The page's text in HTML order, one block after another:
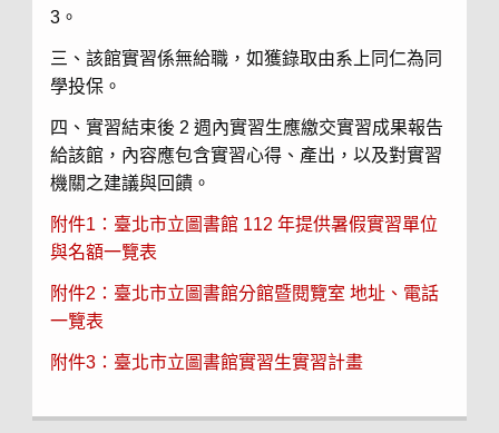
3。
三、該館實習係無給職，如獲錄取由系上同仁為同
學投保。
四、實習結束後 2 週內實習生應繳交實習成果報告
給該館，內容應包含實習心得、產出，以及對實習
機關之建議與回饋。
附件1： 臺北市立圖書館 112 年提供暑假實習單位
與名額一覽表
附件2：臺北市立圖書館分館暨閱覽室 地址、電話
一覽表
附件3：臺北市立圖書館實習生實習計畫